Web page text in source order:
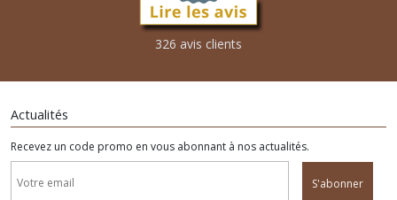
326 avis clients
Actualités
Recevez un code promo en vous abonnant à nos actualités.
S'abonner